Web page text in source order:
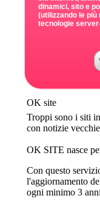
dinamici, sito e
(utilizzando le più
tecnologie
OK site
Troppi sono i siti
con notizie
OK SITE nasce
Con questo
l'aggiornamento
ogni minimo 3